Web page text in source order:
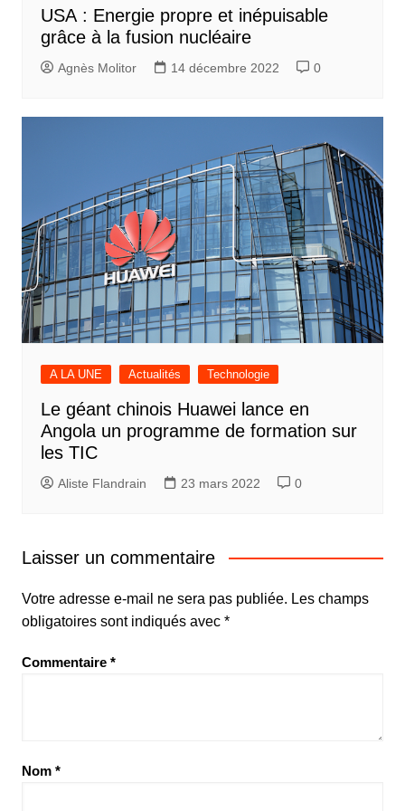
USA : Energie propre et inépuisable
grâce à la fusion nucléaire
Agnès Molitor 14 décembre 2022 0
A LA UNE Actualités Technologie
Le géant chinois Huawei lance en
Angola un programme de formation sur
les TIC
Aliste Flandrain 23 mars 2022 0
Laisser un commentaire
Votre adresse e-mail ne sera pas publiée. Les champs
obligatoires sont indiqués avec *
Commentaire *
Nom *